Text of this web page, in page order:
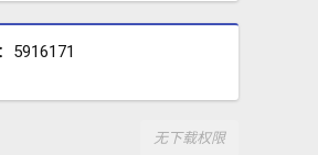
5916171
无下载权限